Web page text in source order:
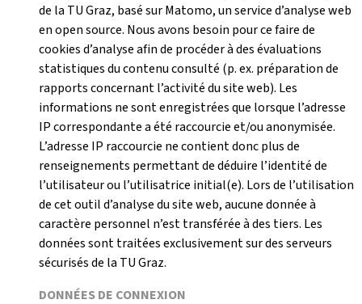
de la TU Graz, basé sur Matomo, un service d’analyse web
en open source. Nous avons besoin pour ce faire de
cookies d’analyse afin de procéder à des évaluations
statistiques du contenu consulté (p. ex. préparation de
rapports concernant l’activité du site web). Les
informations ne sont enregistrées que lorsque l’adresse
IP correspondante a été raccourcie et/ou anonymisée.
L’adresse IP raccourcie ne contient donc plus de
renseignements permettant de déduire l’identité de
l’utilisateur ou l’utilisatrice initial(e). Lors de l’utilisation
de cet outil d’analyse du site web, aucune donnée à
caractère personnel n’est transférée à des tiers. Les
données sont traitées exclusivement sur des serveurs
sécurisés de la TU Graz.
DONNÉES DE CONNEXION